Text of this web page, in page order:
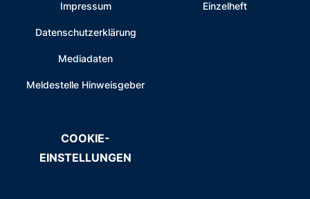
Impressum
Datenschutzerklärung
Mediadaten
Meldestelle Hinweisgeber
Einzelheft
COOKIE-
EINSTELLUNGEN